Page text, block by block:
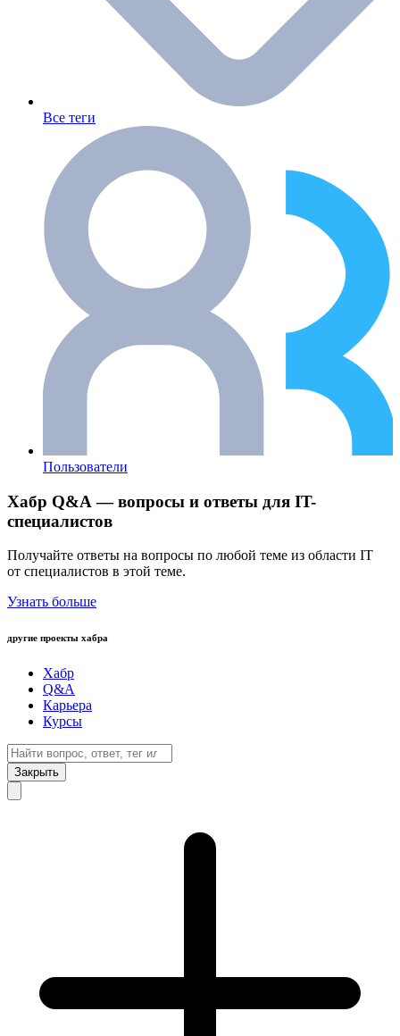
Все теги
Пользователи
Хабр Q&A — вопросы и ответы для IT-
специалистов
Получайте ответы на вопросы по любой теме из области IT
от специалистов в этой теме.
Узнать больше
другие проекты хабра
Хабр
Q&A
Карьера
Курсы
Закрыть